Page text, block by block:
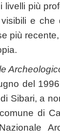
livelli più
e che
più
del
Sibari, a
di